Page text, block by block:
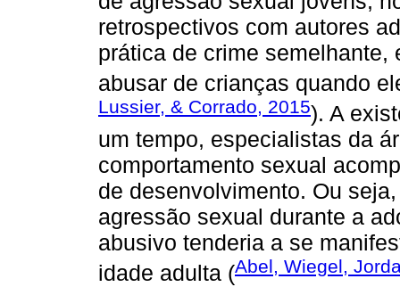
retrospectivos com autores
prática de crime semelhante,
abusar de crianças quando
Lussier, & Corrado, 2015). A
um tempo, especialistas da
comportamento sexual
de desenvolvimento. Ou
agressão sexual durante a
abusivo tenderia a se
idade adulta (Abel, Wiegel,